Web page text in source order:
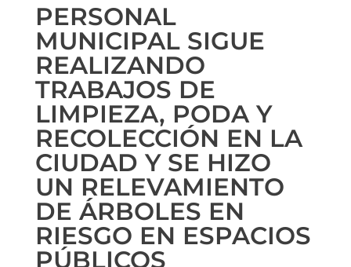
PERSONAL
MUNICIPAL SIGUE
REALIZANDO
TRABAJOS DE
LIMPIEZA, PODA Y
RECOLECCIÓN EN LA
CIUDAD Y SE HIZO
UN RELEVAMIENTO
DE ÁRBOLES EN
RIESGO EN ESPACIOS
PÚBLICOS